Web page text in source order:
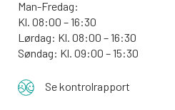
Man-Fredag:
Kl. 08:00 – 16:30
Lørdag: Kl. 08:00 – 16:30
Søndag: Kl. 09:00 – 15:30
Se kontrolrapport